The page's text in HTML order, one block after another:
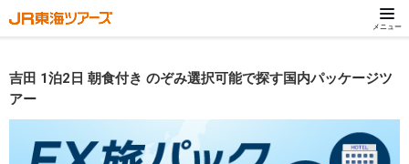
メニュー
吉田 1泊2日 朝食付き のぞみ選択可能で探す国内パッケージツ
アー